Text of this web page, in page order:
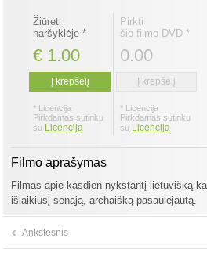
Žiūrėti
naršyklėje *
€ 1.00
Į krepšelį
* Licencija
Pirkdamas sutinku
su Licencija
Pirkti
šio filmo DVD *
0.00
Į krepšelį
* Licencija
Pirkdamas sutinku
su Licencija
Filmo aprašymas
Filmas apie kasdien nykstantį lietuvišką
išlaikiusį senąją, archaišką pasaulėjautą.
Ankstesnis